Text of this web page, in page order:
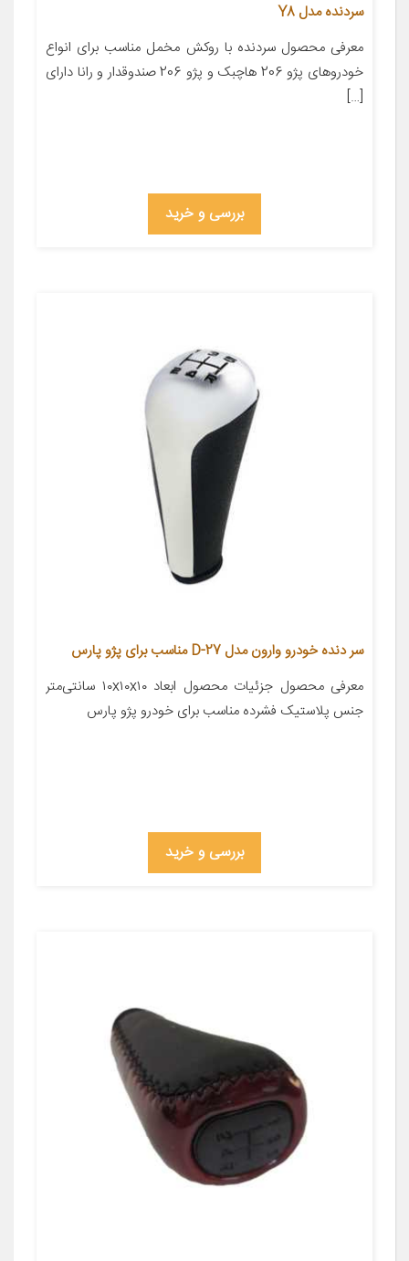
سردنده مدل Y8
معرفی محصول سردنده با روکش مخمل مناسب برای انواع
خودروهای پژو 206 هاچبک و پژو 206 صندوقدار و رانا دارای
[…]
بررسی و خرید
سر دنده خودرو وارون مدل D-27 مناسب برای پژو پارس
معرفی محصول جزئیات محصول ابعاد ۱۰x۱۰x۱۰ سانتی‌متر
جنس پلاستیک فشرده مناسب برای خودرو پژو پارس
بررسی و خرید